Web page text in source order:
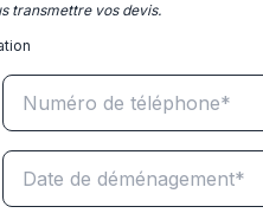
transmettre vos devis.